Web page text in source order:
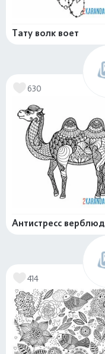
Тату волк воет
630
Антистресс верблюд
414